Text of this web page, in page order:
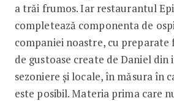
a trăi frumos. Iar restaurantul
completează componenta de
companiei noastre, cu
de gustoase create de Daniel din
sezoniere și locale, în măsura în
este posibil. Materia prima care